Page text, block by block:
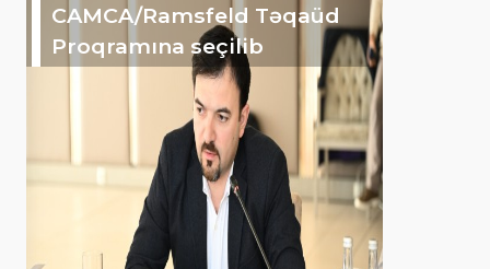
CAMCA/Ramsfeld Təqaüd
Proqramına seçilib